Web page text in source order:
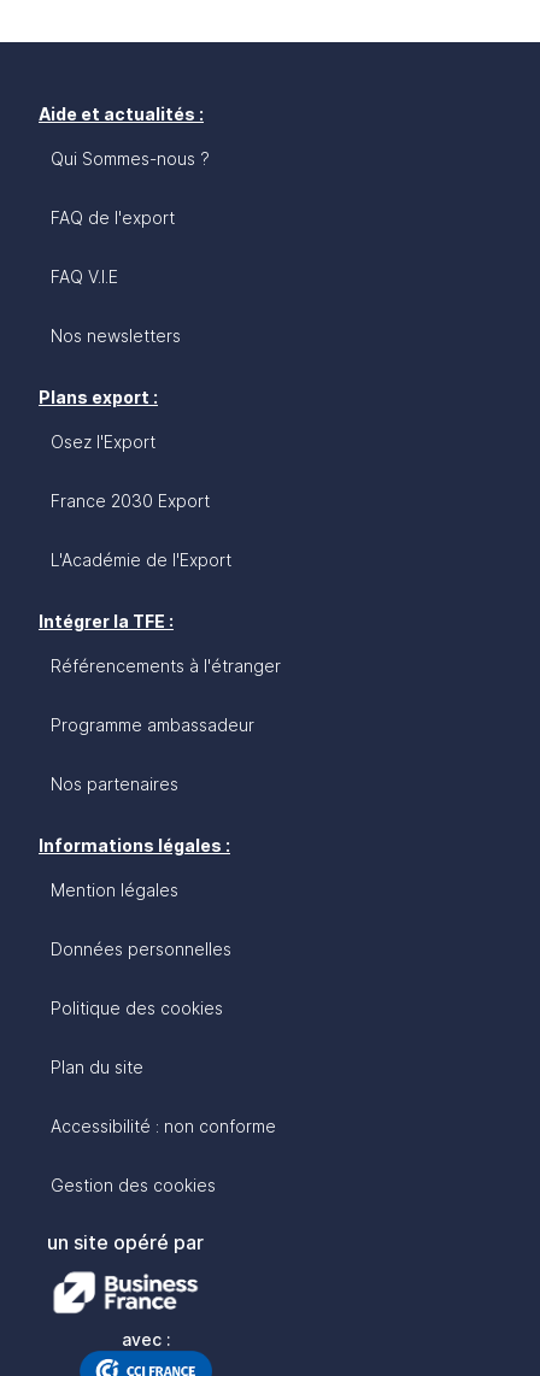
Aide et actualités :
Qui Sommes-nous ?
FAQ de l'export
FAQ V.I.E
Nos newsletters
Plans export :
Osez l'Export
France 2030 Export
L'Académie de l'Export
Intégrer la TFE :
Référencements à l'étranger
Programme ambassadeur
Nos partenaires
Informations légales :
Mention légales
Données personnelles
Politique des cookies
Plan du site
Accessibilité : non conforme
Gestion des cookies
un site opéré par
avec :